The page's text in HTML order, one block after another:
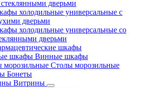
стеклянными дверьми
холодильные универсальные с
дверьми
холодильные универсальные со
дверьми
шкафы
Винные шкафы
Столы морозильные
Бонеты
Витрины